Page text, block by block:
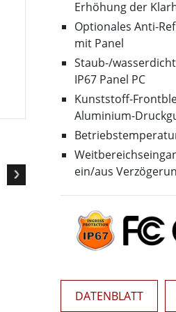
Panel-PCs für das
Display für das
KI-Computer
Edge-KI-Mobilität
Edge AI Panel-PCs
Edge-KI-Computing
Erhöhung der
Optionales Anti-
mit Panel
Staub-/
IP67 Panel PC
Kunststoff-
Aluminium-
ein/aus
DATENBLATT